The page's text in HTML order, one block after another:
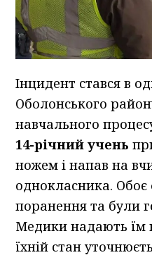
Інцидент стався в
Оболонського
навчального
14-річний учень
ножем і напав на
однокласника.
поранення та були
Медики надають їм
їхній стан